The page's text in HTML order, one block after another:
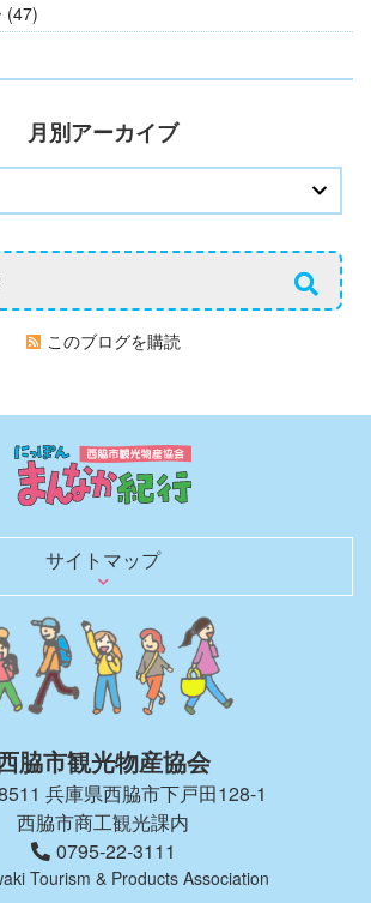
(47)
月別アーカイブ
このブログを購読
サイトマップ
を行く
証明書を発行
グルメ＆お土産
イベント
よみ
詩（イベントガイド）
たい匠の技と味
を満喫
同行します！
のご相談
さまへ
協会について
協会の会員一覧
セス
脇市観光物産協会
兵庫県西脇市下戸田128-1
西脇市商工観光課内
0795-22-3111
Tourism & Products Association